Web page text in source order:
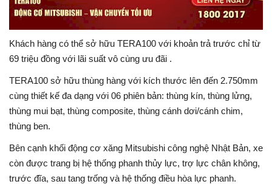
Khách hàng có thể sở hữu TERA100 với khoản trả trước chỉ từ
69 triệu đồng với lãi suất vô cùng ưu đãi .
TERA100 sở hữu thùng hàng với kích thước lên đến 2.750mm
cùng thiết kế đa dạng với 06 phiên bản: thùng kín, thùng lửng,
thùng mui bạt, thùng composite, thùng cánh dơi/cánh chim,
thùng ben.
Bên cạnh khối động cơ xăng Mitsubishi công nghệ Nhật Bản, xe
còn được trang bị hệ thống phanh thủy lực, trợ lực chân không,
trước đĩa, sau tang trống và hệ thống điều hòa lực phanh.